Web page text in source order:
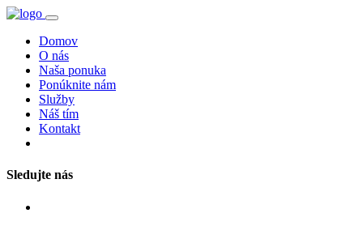
Domov
O nás
Naša ponuka
Ponúknite nám
Služby
Náš tím
Kontakt
Sledujte nás